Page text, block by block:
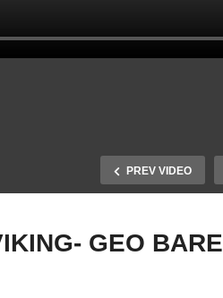
PREV VIDEO
QUESTIONE MIGRANTI
GEO